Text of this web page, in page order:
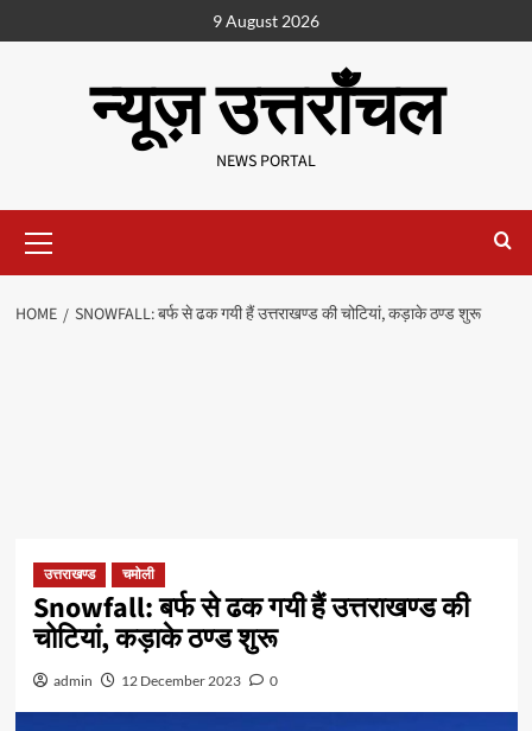
9 August 2026
न्यूज़ उत्तराँचल
NEWS PORTAL
HOME SNOWFALL: बर्फ से ढक गयी हैं उत्तराखण्ड की चोटियां, कड़ाके ठण्ड शुरू
उत्तराखण्ड चमोली
Snowfall: बर्फ से ढक गयी हैं उत्तराखण्ड की
चोटियां, कड़ाके ठण्ड शुरू
admin 12 December 2023 0